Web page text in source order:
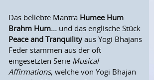
Titel
stoppen
Das beliebte Mantra Humee Hum
Brahm Hum... und das englische Stück
Peace and Tranquilityaus Yogi Bhajans
Feder stammen aus der oft
eingesetzten Serie Musical
Affirmations, welche von Yogi Bhajan